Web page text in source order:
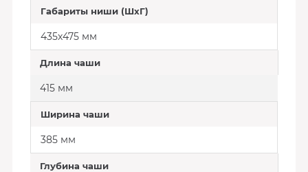
Габариты ниши (ШхГ)
435х475 мм
Длина чаши
415 мм
Ширина чаши
385 мм
Глубина чаши